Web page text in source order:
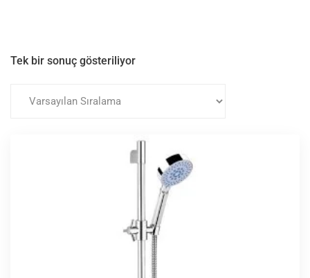
Tek bir sonuç gösteriliyor